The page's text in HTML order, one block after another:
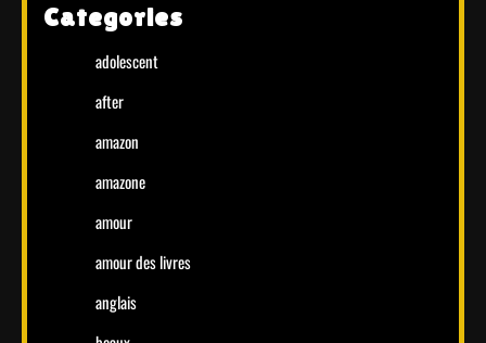
Categories
adolescent
after
amazon
amazone
amour
amour des livres
anglais